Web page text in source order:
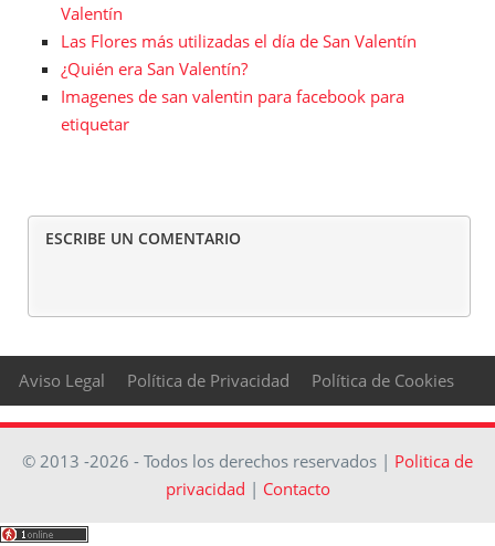
Valentín
Las Flores más utilizadas el día de San Valentín
¿Quién era San Valentín?
Imagenes de san valentin para facebook para
etiquetar
ESCRIBE UN COMENTARIO
Aviso Legal Política de Privacidad Política de Cookies
© 2013 -2026 - Todos los derechos reservados | Politica de
privacidad | Contacto